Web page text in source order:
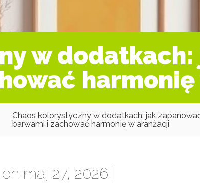
w
Chaos kolorystyczny w dodatkach: jak
barwami i zachować harmonię w aranżacji
maj 27, 2026 |